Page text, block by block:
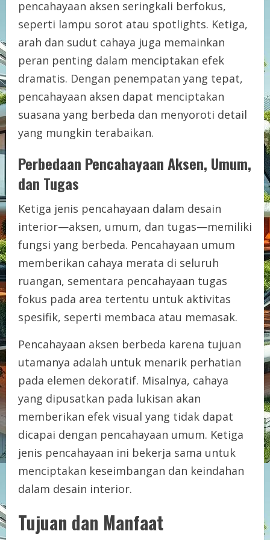
pencahayaan aksen seringkali berfokus,
seperti lampu sorot atau spotlights. Ketiga,
arah dan sudut cahaya juga memainkan
peran penting dalam menciptakan efek
dramatis. Dengan penempatan yang tepat,
pencahayaan aksen dapat menciptakan
suasana yang berbeda dan menyoroti detail
yang mungkin terabaikan.
Perbedaan Pencahayaan Aksen, Umum,
dan Tugas
Ketiga jenis pencahayaan dalam desain
interior—aksen, umum, dan tugas—memiliki
fungsi yang berbeda. Pencahayaan umum
memberikan cahaya merata di seluruh
ruangan, sementara pencahayaan tugas
fokus pada area tertentu untuk aktivitas
spesifik, seperti membaca atau memasak.
Pencahayaan aksen berbeda karena tujuan
utamanya adalah untuk menarik perhatian
pada elemen dekoratif. Misalnya, cahaya
yang dipusatkan pada lukisan akan
memberikan efek visual yang tidak dapat
dicapai dengan pencahayaan umum. Ketiga
jenis pencahayaan ini bekerja sama untuk
menciptakan keseimbangan dan keindahan
dalam desain interior.
Tujuan dan Manfaat